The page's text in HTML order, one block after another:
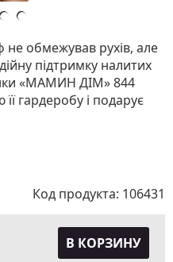
обмежував рухів, але
підтримку налитих
«МАМИН ДІМ» 844
гардеробу і подарує
Код продукта: 106431
В КОРЗИНУ